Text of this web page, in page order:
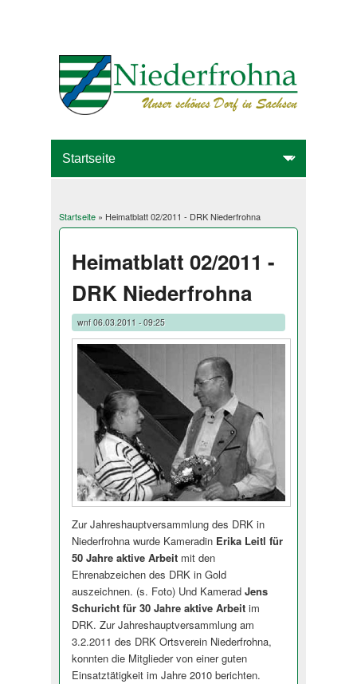
Sie sind hier
Startseite» Heimatblatt 02/2011 - DRK Niederfrohna
Heimatblatt 02/2011 -
DRK Niederfrohna
wnf06.03.2011 - 09:25
Zur Jahreshauptver­sammlung des DRK in
Niederfrohna wurde Kameradin Erika Leitl für
50 Jahre aktive Arbeitmit den
Ehrenabzeichen des DRK in Gold
auszeichnen. (s. Foto) Und Kamerad Jens
Schuricht für 30 Jahre aktive Arbeitim
DRK. Zur Jahreshauptver­sammlung am
3.2.2011 des DRK Ortsverein Niederfrohna,
konnten die Mitglieder von einer guten
Einsatztätigkeit im Jahre 2010 berichten.